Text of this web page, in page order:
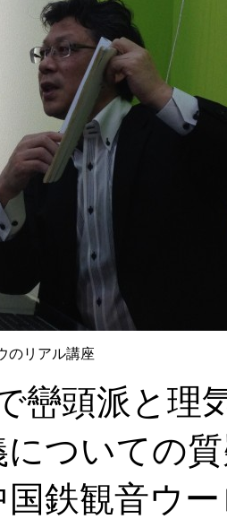
のリアル講座
巒頭派と理
ついての
国鉄観音ウ